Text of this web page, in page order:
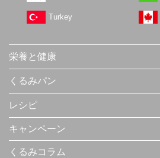
Turkey
栄養と健康
くるみパン
レシピ
キャンペーン
くるみコラム